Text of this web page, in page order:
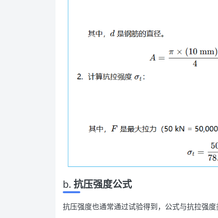
b. 抗压强度公式
抗压强度也通常通过试验得到，公式与抗拉强